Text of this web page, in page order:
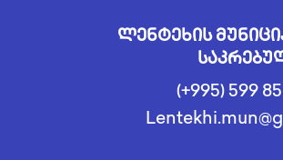
ლენტეხის
(+995) 599